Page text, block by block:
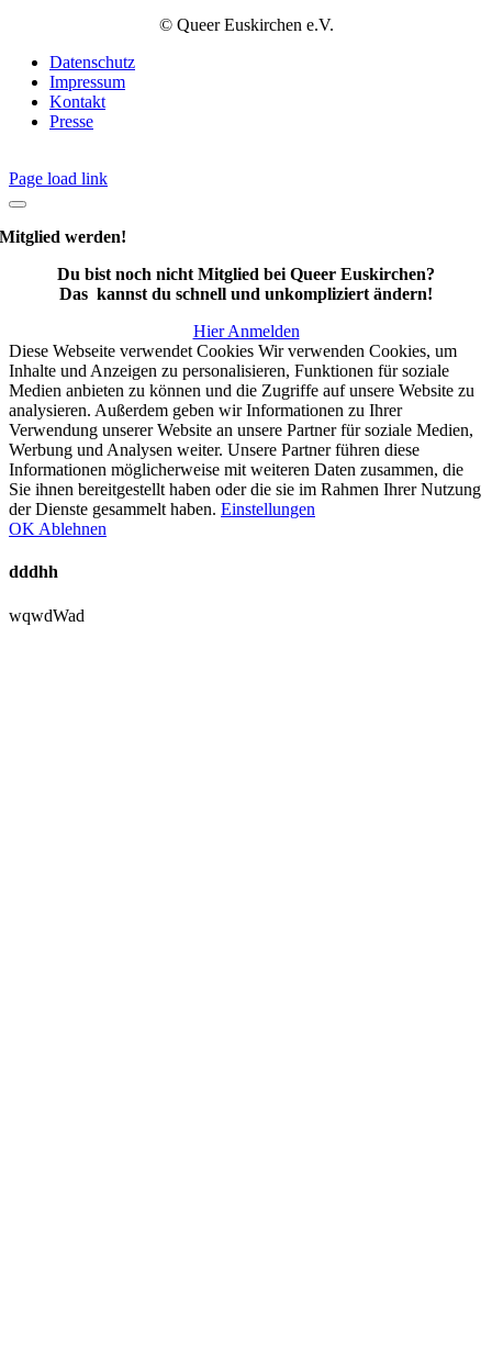
© Queer Euskirchen e.V.
Datenschutz
Impressum
Kontakt
Presse
Page load link
Mitglied werden!
Du bist noch nicht Mitglied bei Queer Euskirchen?
Das kannst du schnell und unkompliziert ändern!
Hier Anmelden
Diese Webseite verwendet Cookies Wir verwenden Cookies, um
Inhalte und Anzeigen zu personalisieren, Funktionen für soziale
Medien anbieten zu können und die Zugriffe auf unsere Website zu
analysieren. Außerdem geben wir Informationen zu Ihrer
Verwendung unserer Website an unsere Partner für soziale Medien,
Werbung und Analysen weiter. Unsere Partner führen diese
Informationen möglicherweise mit weiteren Daten zusammen, die
Sie ihnen bereitgestellt haben oder die sie im Rahmen Ihrer Nutzung
der Dienste gesammelt haben. Einstellungen
OK Ablehnen
dddhh
wqwdWad